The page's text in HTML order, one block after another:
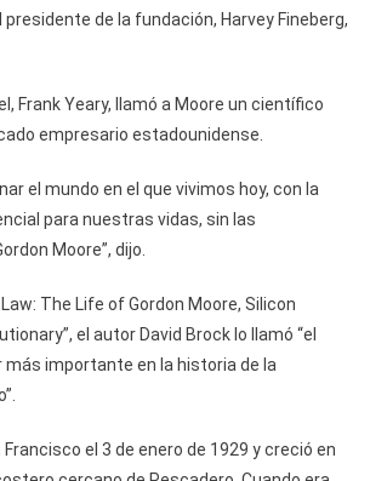
presidente de la fundación, Harvey Fineberg,
Frank Yeary, llamó a Moore un científico
empresario estadounidense.
el mundo en el que vivimos hoy, con la
para nuestras vidas, sin las
Moore”, dijo.
Law: The Life of Gordon Moore, Silicon
el autor David Brock lo llamó “el
más importante en la historia de la
el 3 de enero de 1929 y creció en